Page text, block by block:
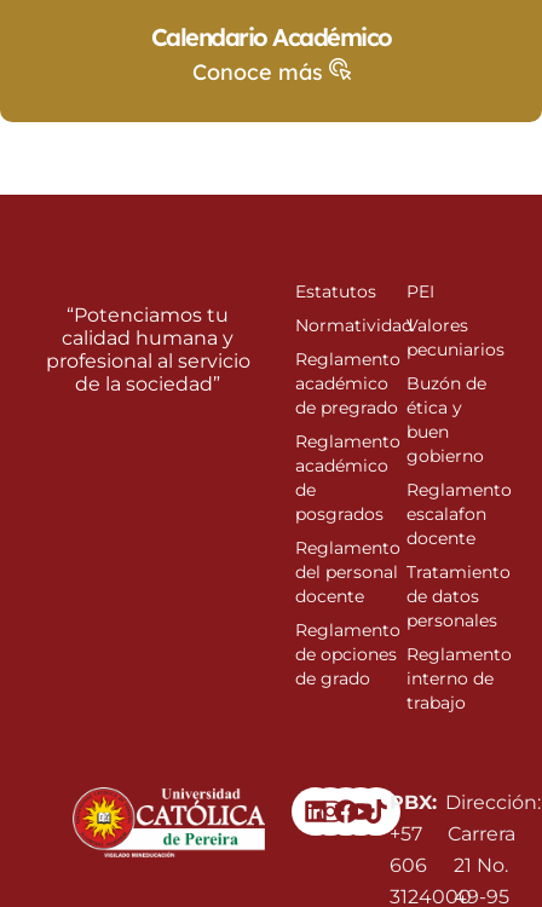
Calendario Académico
Conoce más
Linkedin
Instagram
Facebook
Youtube
PBX:
+57
606
3124000
Dirección:
Carrera
21 No.
49-95
“Potenciamos tu
calidad humana y
profesional al servicio
de la sociedad”
Estatutos
Normatividad
Reglamento
académico
de pregrado
Reglamento
académico
de
posgrados
Reglamento
del personal
docente
Reglamento
de opciones
de grado
PEI
Valores
pecuniarios
Buzón de
ética y
buen
gobierno
Reglamento
escalafon
docente
Tratamiento
de datos
personales
Reglamento
interno de
trabajo